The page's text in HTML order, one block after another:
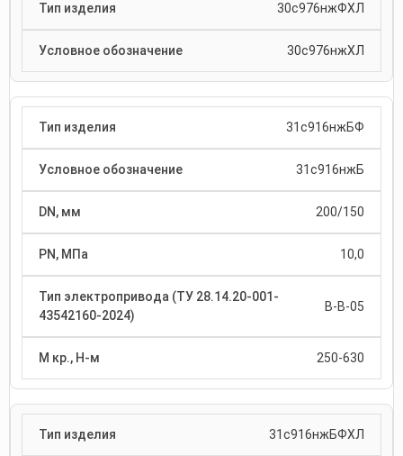
30с976нжФХЛ
30с976нжХЛ
31с916нжБФ
31с916нжБ
200/150
10,0
В-В-05
250-630
31с916нжБФХЛ